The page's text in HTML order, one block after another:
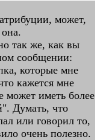
может,
так же, как вы
сообщении:
которые мне
кажется мне
может иметь более
Думать, что
или говорил то,
очень полезно.